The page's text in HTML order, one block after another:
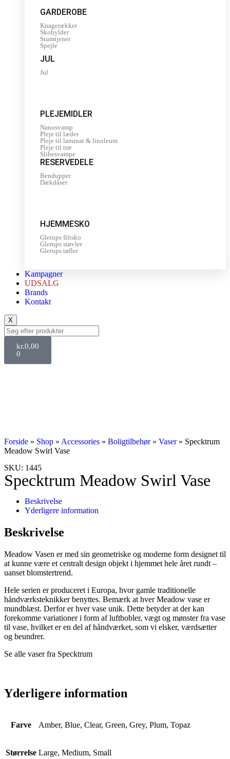
GARDEROBE
Knagerækker
Skohylder
Stumtjener
Spejle
JUL
Jul
PLEJEMIDLER
Nanosvamp
Pleje til læder
Pleje til laminat & linoleum
Pleje til træ
Slibesvampe
RESERVEDELE
Bendupper
Dækdåser
HJEMMESKO
Glerups filtsko
Glerups støvler
Glerups tøfler
Kampagner
UDSALG
Brands
Kontakt
X
kr.0,00
0
Forside » Shop » Accessories » Boligtilbehør» Vaser» Specktrum
Meadow Swirl Vase
SKU: 1445
Specktrum Meadow Swirl Vase
Beskrivelse
Yderligere information
Beskrivelse
Meadow Vasen er med sin geometriske og moderne form designet til
at kunne være et centralt design objekt i hjemmet hele året rundt –
uanset blomstertrend.
Hele serien er produceret i Europa, hvor gamle traditionelle
håndværksteknikker benyttes. Bemærk at hver Meadow vase er
mundblæst. Derfor er hver vase unik. Dette betyder at der kan
forekomme variationer i form af luftbobler, vægt og mønster fra vase
til vase, hvilket er en del af håndværket, som vi elsker, værdsætter
og beundrer.
Se alle vaser fra Specktrum
Yderligere information
Farve Amber, Blue, Clear, Green, Grey, Plum, Topaz
Størrelse Large, Medium, Small